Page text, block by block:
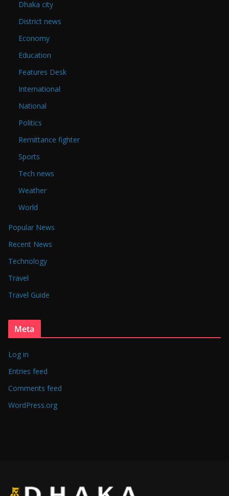
Dhaka city
District news
Economy
Education
Features Desk
International
National
Politics
Remittance fighter
Sports
Tech news
Weather
World
Popular News
Recent News
Technology
Travel
Travel Guide
Meta
Log in
Entries feed
Comments feed
WordPress.org